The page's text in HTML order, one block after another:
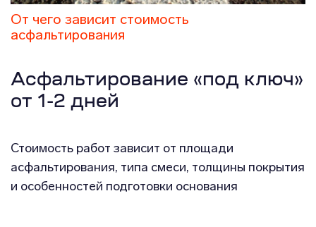
От чего зависит стоимость
асфальтирования
Асфальтирование «под ключ»
от 1-2 дней
Стоимость работ зависит от площади
асфальтирования, типа смеси, толщины покрытия
и особенностей подготовки основания